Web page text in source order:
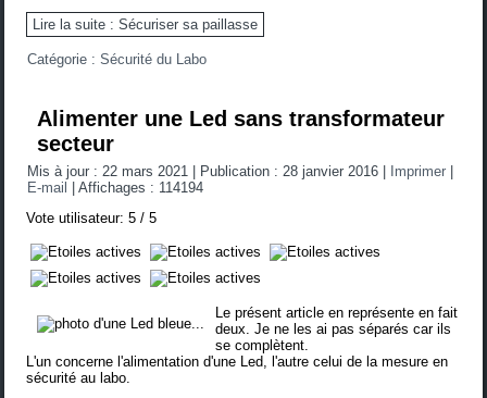
Lire la suite : Sécuriser sa paillasse
Catégorie :Sécurité du Labo
Alimenter une Led sans transformateur
secteur
Mis à jour : 22 mars 2021 Publication : 28 janvier 2016 Imprimer
E-mail
|Affichages : 114194
Vote utilisateur:5 /5
Le présent article en représente en fait
deux. Je ne les ai pas séparés car ils
se complètent.
L'un concerne l'alimentation d'une Led, l'autre celui de la mesure en
sécurité au labo.